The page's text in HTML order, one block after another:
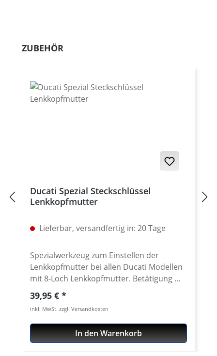
Produktgalerie überspringen
ZUBEHÖR
Ducati Spezial Steckschlüssel
Lenkkopfmutter
Lieferbar, versandfertig in: 20 Tage
Spezialwerkzeug zum Einstellen der
Lenkkopfmutter bei allen Ducati Modellen
mit 8-Loch Lenkkopfmutter. Betätigung mit
handelsüblichem 1/2 Zoll Innenvierkant.
CNC gefräst aus extrem zähen und
hochfesten 7075 T6
Konstruktionsaluminium. Passend für alle
geschlitzten Lenkkopfmuttern der Ducati
Regulärer Preis:
39,95 €
inkl. MwSt. zzgl. Versandkosten
In den Warenkorb